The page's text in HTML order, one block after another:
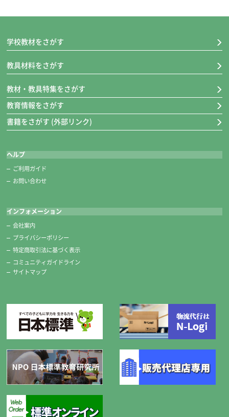
学校教材をさがす
教具材料をさがす
教材・教具特集をさがす
教育情報をさがす
書籍をさがす (外部リンク)
ヘルプ
ご利用ガイド
お問い合わせ
インフォメーション
会社案内
プライバシーポリシー
特定商取引法に基づく表示
コミュニティガイドライン
サイトマップ